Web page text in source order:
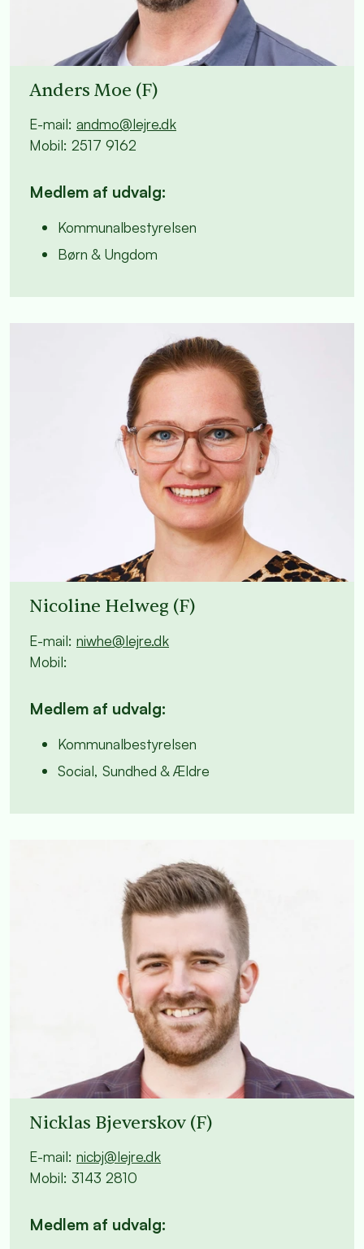
Anders Moe (F)
E-mail: andmo@lejre.dk
Mobil: 2517 9162
Medlem af udvalg:
Kommunalbestyrelsen
Børn & Ungdom
Nicoline Helweg (F)
E-mail: niwhe@lejre.dk
Mobil:
Medlem af udvalg:
Kommunalbestyrelsen
Social, Sundhed & Ældre
Nicklas Bjeverskov (F)
E-mail: nicbj@lejre.dk
Mobil: 3143 2810
Medlem af udvalg: